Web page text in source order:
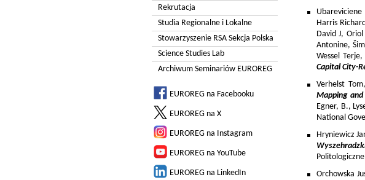
Rekrutacja
Studia Regionalne i Lokalne
Stowarzyszenie RSA Sekcja Polska
Science Studies Lab
Archiwum Seminariów EUROREG
EUROREG na Facebooku
EUROREG na X
EUROREG na Instagram
EUROREG na YouTube
EUROREG na LinkedIn
Ubareviciene
Harris
David J,
Antonine,
Wessel
Capital City-
Verhelst
Mapping
Egner, B.,
National
Hryniewicz
Orchowska